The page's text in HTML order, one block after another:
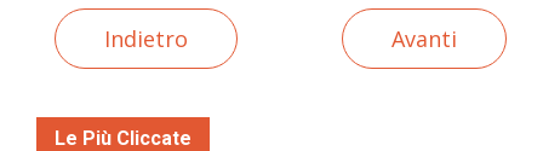
Indietro Avanti
Le Più Cliccate